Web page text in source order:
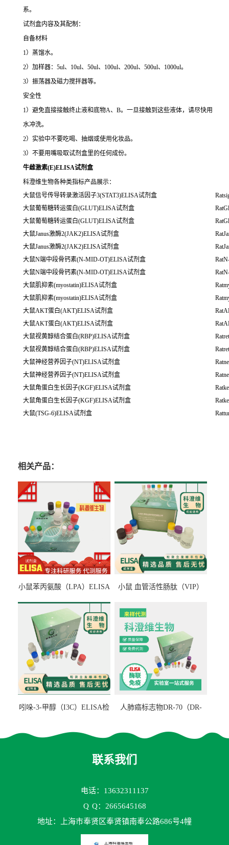
系。
试剂盒内容及其配制：
自备材料
1）蒸馏水。
2）加样器：5ul、10ul、50ul、100ul、200ul、500ul、1000ul。
3）振荡器及磁力搅拌器等。
安全性
1）避免直接接触终止液和底物A、B。一旦接触到这些液体，请尽快用
水冲洗。
2）实验中不要吃喝、抽烟或使用化妆品。
3）不要用嘴吸取试剂盒里的任何成份。
牛雌激素(E)ELISA试剂盒
科澄维生物各种类指标产品展示：
大鼠信号传导转录激活因子3(STAT3)ELISA试剂盒
大鼠葡萄糖转运蛋白(GLUT)ELISA试剂盒
大鼠葡萄糖转运蛋白(GLUT)ELISA试剂盒
大鼠Janus激酶2(JAK2)ELISA试剂盒
大鼠Janus激酶2(JAK2)ELISA试剂盒
大鼠N端中段骨钙素(N-MID-OT)ELISA试剂盒
大鼠N端中段骨钙素(N-MID-OT)ELISA试剂盒
大鼠肌抑素(myostatin)ELISA试剂盒
大鼠肌抑素(myostatin)ELISA试剂盒
大鼠AKT蛋白(AKT)ELISA试剂盒
大鼠AKT蛋白(AKT)ELISA试剂盒
大鼠视黄醇结合蛋白(RBP)ELISA试剂盒
大鼠视黄醇结合蛋白(RBP)ELISA试剂盒
大鼠神经营养因子(NT)ELISA试剂盒
大鼠神经营养因子(NT)ELISA试剂盒
大鼠角蛋白生长因子(KGF)ELISA试剂盒
大鼠角蛋白生长因子(KGF)ELISA试剂盒
大鼠(TSG-6)ELISA试剂盒
相关产品：
小鼠苯丙氨酸（LPA）ELISA
小鼠 血管活性肠肽（VIP）
吲哚-3-甲醇（I3C）ELISA检
人肺癌标志物DR-70（DR-
联系我们
电话：13632311137
Q Q：2665645168
地址：上海市奉贤区奉贤镇南奉公路686号4幢